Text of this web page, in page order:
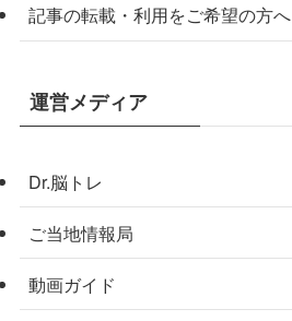
記事の転載・利用をご希望の方へ
運営メディア
Dr.脳トレ
ご当地情報局
動画ガイド